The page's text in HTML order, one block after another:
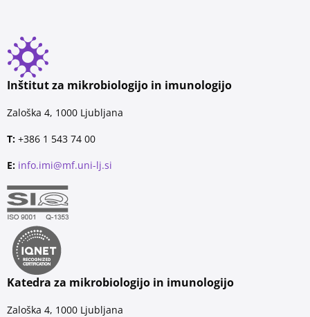
Inštitut za mikrobiologijo in imunologijo
Zaloška 4, 1000 Ljubljana
T: +386 1 543 74 00
E: info.imi@mf.uni-lj.si
Katedra za mikrobiologijo in imunologijo
Zaloška 4, 1000 Ljubljana